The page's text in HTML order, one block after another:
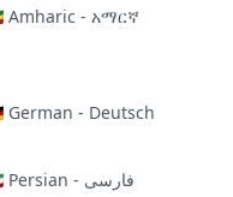
Amharic - አማርኛ
German - Deutsch
🇮🇷 Persian - فارسی